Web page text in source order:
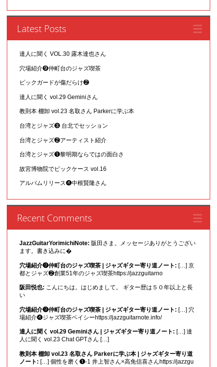
Latest Posts
達人に聞く VOL.30 露木達也さん
穴場紹介❾仲町台のジャズ喫茶
ピックガードが傷だらけ❷
達人に聞く vol.29 Geminiさん
教則本 棚卸 vol.23 名取さん Parkerに学ぶ本
台湾とジャズ❸ 台北でセッション
台湾とジャズ❷アーティスト紹介
台湾とジャズ❶黎明期ならではの面白さ
故宮博物院でピックケース vol.16
アルバムリリース❹中根賢隆さん
Recent Comments
JazzGuitarYorimichiNote: 阪田さま。メッセージありがとうござい
ます。書き込みに�
穴場紹介❾仲町台のジャズ喫茶 | ジャズギター寄り道ノート: […] 京
都とジャズ❷創業51年のジャズ喫茶https://jazzguitarno
阪田悦也: こんにちは。はじめまして。 ギター歴は５０年以上と長
い
穴場紹介❾仲町台のジャズ喫茶 | ジャズギター寄り道ノート: […] 穴
場紹介❹ジャズ喫茶ベイシーhttps://jazzguitarnote.info/
達人に聞く vol.29 Geminiさん | ジャズギター寄り道ノート: […] 達
人に聞く vol.23 Chat GPTさん […]
教則本 棚卸 vol.23 名取さん Parkerに学ぶ本 | ジャズギター寄り道
ノート: […] 個性を磨く❶-1 井上智さん×高免信喜さんhttps://jazzgu